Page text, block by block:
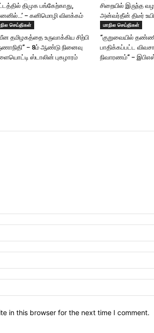
திமுக பங்கேற்காது,
– கனிமொழி விளக்கம்
சிறையில் இருந்த
அன்வர்தீன் திடீர்
செய்திகள்
தமிழகத்தை உருவாக்கிய சிற்பி
– 8ம் ஆண்டு நினைவு
ஸ்டாலின் புகழாரம்
மாநில செய்திகள்
“குறுவையில்
பாதிக்கப்பட்ட
நிவாரணம்” –
in this browser for the next time I comment.